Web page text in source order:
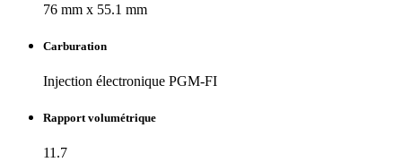
76 mm x 55.1 mm
Carburation
Injection électronique PGM-FI
Rapport volumétrique
11.7